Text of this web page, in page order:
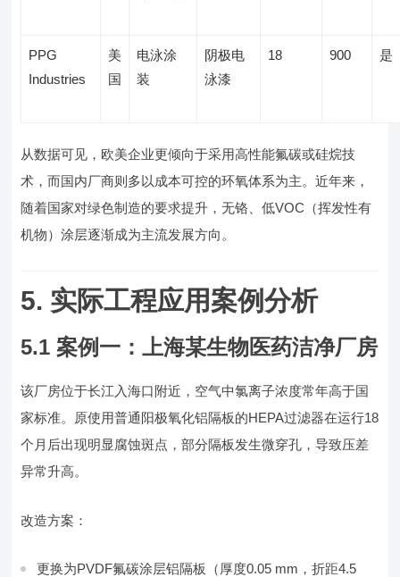
PPG
Industries
美
国
电泳涂
装
阴极电
泳漆
18 900 是
从数据可见，欧美企业更倾向于采用高性能氟碳或硅烷技
术，而国内厂商则多以成本可控的环氧体系为主。近年来，
随着国家对绿色制造的要求提升，无铬、低VOC（挥发性有
机物）涂层逐渐成为主流发展方向。
5. 实际工程应用案例分析
5.1 案例一：上海某生物医药洁净厂房
该厂房位于长江入海口附近，空气中氯离子浓度常年高于国
家标准。原使用普通阳极氧化铝隔板的HEPA过滤器在运行18
个月后出现明显腐蚀斑点，部分隔板发生微穿孔，导致压差
异常升高。
改造方案：
更换为PVDF氟碳涂层铝隔板（厚度0.05 mm，折距4.5